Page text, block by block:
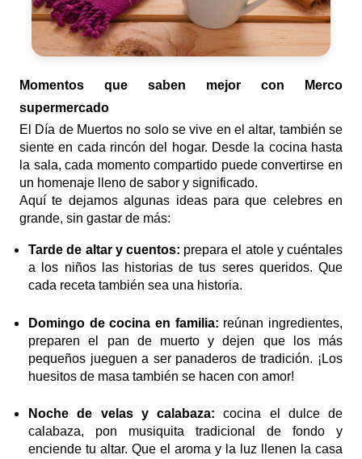
Momentos que saben mejor con Merco
supermercado
El Día de Muertos no solo se vive en el altar, también se
siente en cada rincón del hogar. Desde la cocina hasta
la sala, cada momento compartido puede convertirse en
un homenaje lleno de sabor y significado.
Aquí te dejamos algunas ideas para que celebres en
grande, sin gastar de más:
Tarde de altar y cuentos: prepara el atole y cuéntales
a los niños las historias de tus seres queridos. Que
cada receta también sea una historia.
Domingo de cocina en familia: reúnan ingredientes,
preparen el pan de muerto y dejen que los más
pequeños jueguen a ser panaderos de tradición. ¡Los
huesitos de masa también se hacen con amor!
Noche de velas y calabaza: cocina el dulce de
calabaza, pon musiquita tradicional de fondo y
enciende tu altar. Que el aroma y la luz llenen la casa